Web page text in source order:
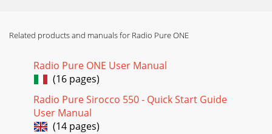
Related products and manuals for Radio Pure ONE
Radio Pure ONE User Manual
(16 pages)
Radio Pure Sirocco 550 - Quick Start Guide
User Manual
(14 pages)